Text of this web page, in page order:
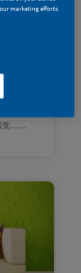
室度
。
比最大
配色
觉……
marketing efforts.